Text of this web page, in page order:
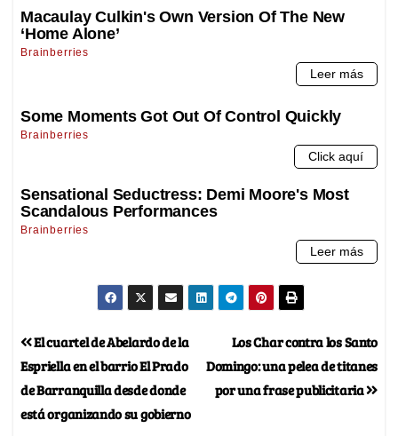
Los Char contra los Santo
Domingo: una pelea de titanes
por una frase publicitaria
El cuartel de Abelardo de la
Espriella en el barrio El Prado
de Barranquilla desde donde
está organizando su gobierno